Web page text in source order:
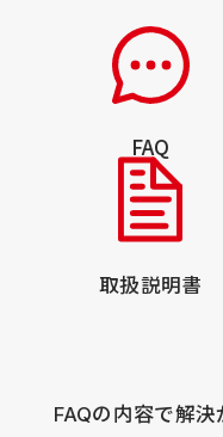
FAQ
取扱説明書
FAQの内容で解